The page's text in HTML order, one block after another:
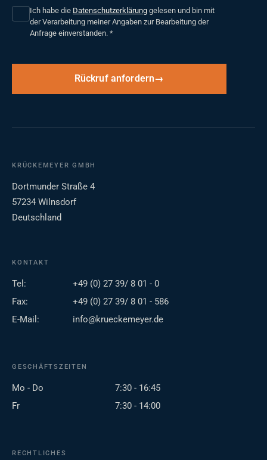
Ich habe die Datenschutzerklärung gelesen und bin mit
der Verarbeitung meiner Angaben zur Bearbeitung der
Anfrage einverstanden. *
Rückruf anfordern
KRÜCKEMEYER GMBH
Dortmunder Straße 4
57234 Wilnsdorf
Deutschland
KONTAKT
Tel:
+49 (0) 27 39/ 8 01 - 0
Fax:
+49 (0) 27 39/ 8 01 - 586
E-Mail:
info@krueckemeyer.de
GESCHÄFTSZEITEN
Mo - Do
7:30 - 16:45
Fr
7:30 - 14:00
RECHTLICHES